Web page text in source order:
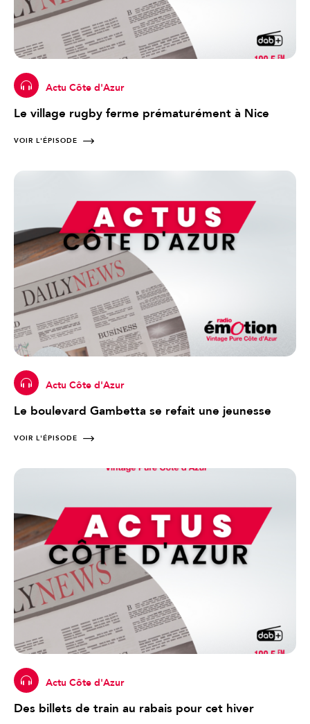
Actu Côte d'Azur
Le village rugby ferme prématurément à Nice
VOIR L'ÉPISODE
Actu Côte d'Azur
Le boulevard Gambetta se refait une jeunesse
VOIR L'ÉPISODE
Actu Côte d'Azur
Des billets de train au rabais pour cet hiver